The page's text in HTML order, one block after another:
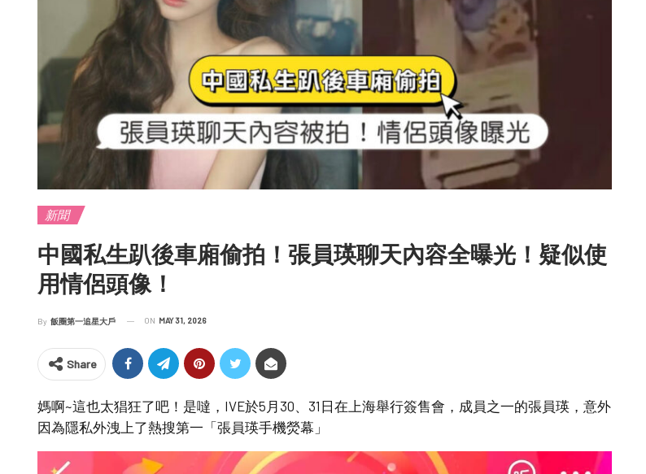
新聞
中國私生趴後車廂偷拍！張員瑛聊天內容全曝光！疑似使
用情侶頭像！
By 飯圈第一追星大戶 ON MAY 31, 2026
Share
媽啊~這也太猖狂了吧！是噠，IVE於5月30、31日在上海舉行簽售會，成員之一的張員瑛，意外
因為隱私外洩上了熱搜第一「張員瑛手機熒幕」